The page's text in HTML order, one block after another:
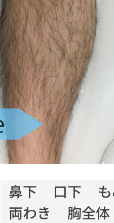
鼻下 口下
両わき
胸全体